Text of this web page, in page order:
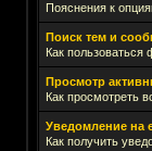
Пояснения к
Поиск тем и
Как пользоваться
Просмотр
Как просмотреть
Уведомление на
Как получить